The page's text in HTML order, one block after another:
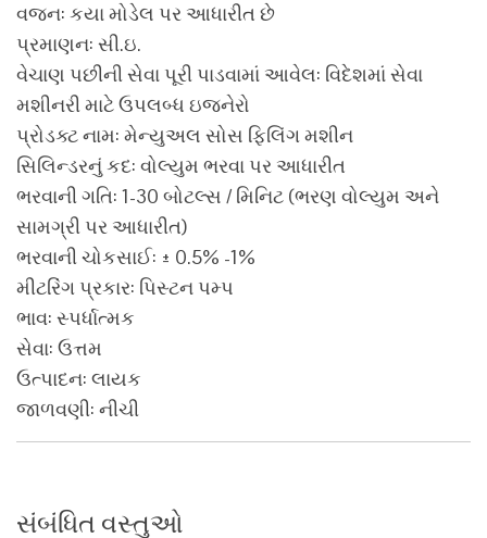
વજન: કયા મોડેલ પર આધારીત છે
પ્રમાણન: સી.ઇ.
વેચાણ પછીની સેવા પૂરી પાડવામાં આવેલ: વિદેશમાં સેવા
મશીનરી માટે ઉપલબ્ધ ઇજનેરો
પ્રોડક્ટ નામ: મેન્યુઅલ સોસ ફિલિંગ મશીન
સિલિન્ડરનું કદ: વોલ્યુમ ભરવા પર આધારીત
ભરવાની ગતિ: 1-30 બોટલ્સ / મિનિટ (ભરણ વોલ્યુમ અને
સામગ્રી પર આધારીત)
ભરવાની ચોકસાઈ: ± 0.5% -1%
મીટરિંગ પ્રકાર: પિસ્ટન પમ્પ
ભાવ: સ્પર્ધાત્મક
સેવા: ઉત્તમ
ઉત્પાદન: લાયક
જાળવણી: નીચી
સંબંધિત વસ્તુઓ